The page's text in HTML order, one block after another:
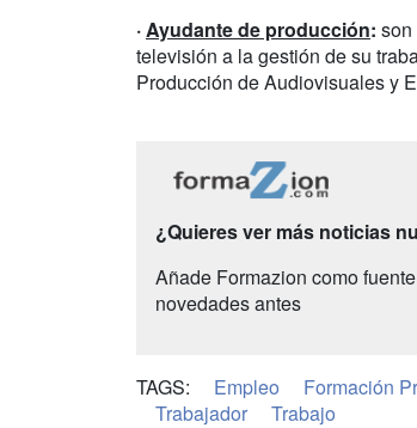
· Ayudante de producción: son
televisión a la gestión de su
Producción de Audiovisuales y
¿Quieres ver más noticias
Añade Formazion como
novedades antes
TAGS: Empleo Formación
Trabajador
Trabajo